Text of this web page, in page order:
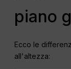
piano
Ecco le
all'altezza: